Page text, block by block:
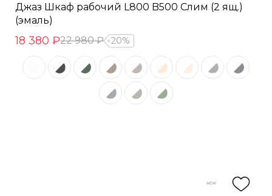
Джаз Шкаф рабочий L800 B500 Слим (2 ящ.)
(эмаль)
18 380 ₽22 980 ₽ 20%